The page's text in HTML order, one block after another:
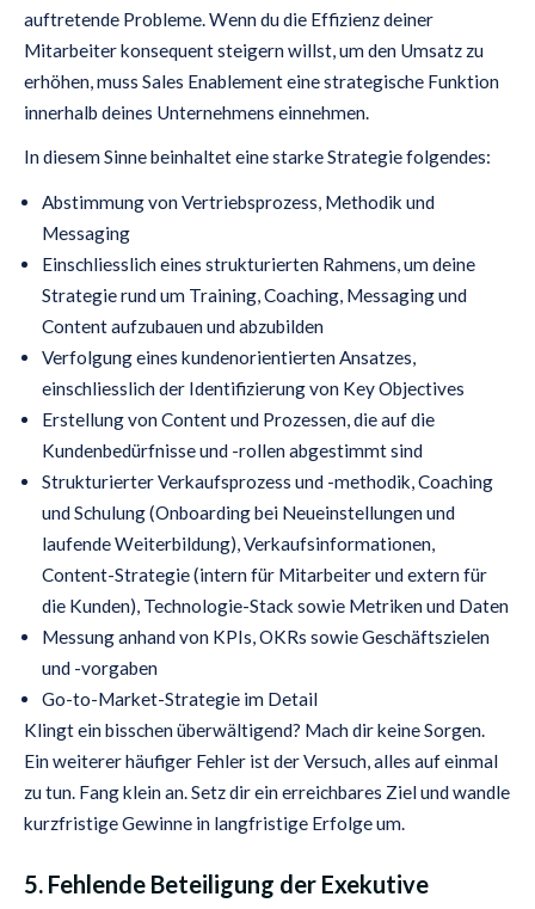
auftretende Probleme. Wenn du die Effizienz deiner
Mitarbeiter konsequent steigern willst, um den Umsatz zu
erhöhen, muss Sales Enablement eine strategische Funktion
innerhalb deines Unternehmens einnehmen.
In diesem Sinne beinhaltet eine starke Strategie folgendes:
Abstimmung von Vertriebsprozess, Methodik und
Messaging
Einschliesslich eines strukturierten Rahmens, um deine
Strategie rund um Training, Coaching, Messaging und
Content aufzubauen und abzubilden
Verfolgung eines kundenorientierten Ansatzes,
einschliesslich der Identifizierung von Key Objectives
Erstellung von Content und Prozessen, die auf die
Kundenbedürfnisse und -rollen abgestimmt sind
Strukturierter Verkaufsprozess und -methodik, Coaching
und Schulung (Onboarding bei Neueinstellungen und
laufende Weiterbildung), Verkaufsinformationen,
Content-Strategie (intern für Mitarbeiter und extern für
die Kunden), Technologie-Stack sowie Metriken und Daten
Messung anhand von KPIs, OKRs sowie Geschäftszielen
und -vorgaben
Go-to-Market-Strategie im Detail
Klingt ein bisschen überwältigend? Mach dir keine Sorgen.
Ein weiterer häufiger Fehler ist der Versuch, alles auf einmal
zu tun. Fang klein an. Setz dir ein erreichbares Ziel und wandle
kurzfristige Gewinne in langfristige Erfolge um.
5. Fehlende Beteiligung der Exekutive